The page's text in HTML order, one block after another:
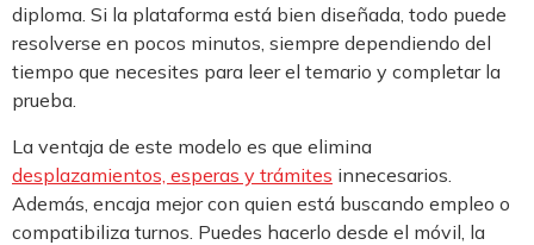
diploma. Si la plataforma está bien diseñada, todo puede
resolverse en pocos minutos, siempre dependiendo del
tiempo que necesites para leer el temario y completar la
prueba.
La ventaja de este modelo es que elimina
desplazamientos, esperas y trámites innecesarios.
Además, encaja mejor con quien está buscando empleo o
compatibiliza turnos. Puedes hacerlo desde el móvil, la